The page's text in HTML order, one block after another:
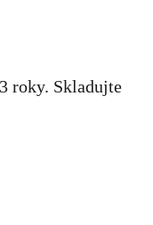
roky. Skladujte